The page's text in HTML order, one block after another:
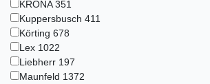
KRONA351
Kuppersbusch 411
Körting 678
Lex 1022
Liebherr 197
Maunfeld 1372